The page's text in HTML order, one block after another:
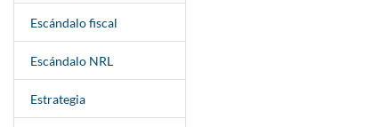
Escándalo fiscal
Escándalo NRL
Estrategia